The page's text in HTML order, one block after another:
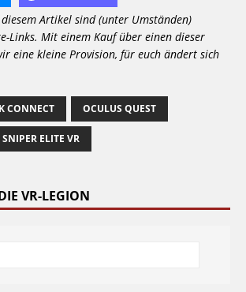
Artikel sind (unter Umständen)
Links. Mit einem Kauf über einen dieser
eine kleine Provision, für euch ändert sich
CONNECT OCULUS QUEST
SNIPER ELITE VR
VR-LEGION